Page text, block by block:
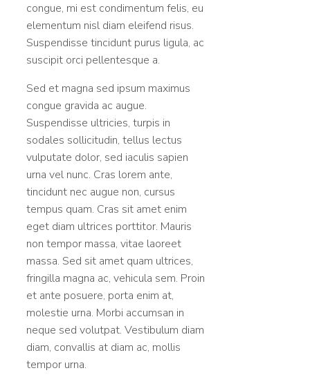
congue, mi est condimentum felis, eu
elementum nisl diam eleifend risus.
Suspendisse tincidunt purus ligula, ac
suscipit orci pellentesque a.
Sed et magna sed ipsum maximus
congue gravida ac augue.
Suspendisse ultricies, turpis in
sodales sollicitudin, tellus lectus
vulputate dolor, sed iaculis sapien
urna vel nunc. Cras lorem ante,
tincidunt nec augue non, cursus
tempus quam. Cras sit amet enim
eget diam ultrices porttitor. Mauris
non tempor massa, vitae laoreet
massa. Sed sit amet quam ultrices,
fringilla magna ac, vehicula sem. Proin
et ante posuere, porta enim at,
molestie urna. Morbi accumsan in
neque sed volutpat. Vestibulum diam
diam, convallis at diam ac, mollis
tempor urna.